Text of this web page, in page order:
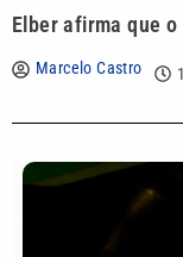
Elber afirma que
Marcelo Castro